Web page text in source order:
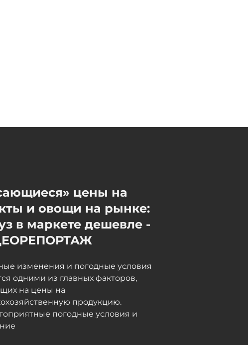
05 / 08 / 2026, 17:55
цены на
и овощи на рынке:
в маркете дешевле -
изменения и погодные условия
одними из главных факторов,
на цены на
продукцию.
погодные условия и